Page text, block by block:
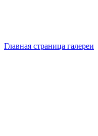
Главная страница галереи